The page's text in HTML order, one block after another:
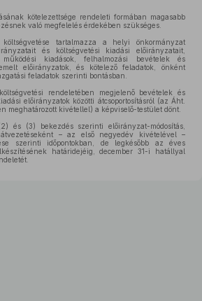
kötelezettsége rendeleti formában magasabb
való megfelelés érdekében szükséges.
tartalmazza a helyi önkormányzat
és költségvetési kiadási előirányzatait,
kiadások, felhalmozási bevételek és
előirányzatok, és kötelező feladatok, önként
feladatok szerinti bontásban.
rendeletében megjelenő bevételek és
előirányzatok közötti átcsoportosításról (az Áht.
meghatározott kivétellel) a képviselő-testület dönt.
és (3) bekezdés szerinti előirányzat-módosítás,
átvezetéseként – az első negyedév kivételével –
szerinti időpontokban, de legkésőbb az éves
határidejéig, december 31-i hatállyal